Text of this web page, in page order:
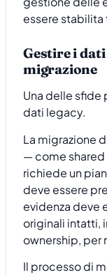
essere stabilita
Gestire i
migrazione
Una delle sfide
dati legacy.
La migrazione
— come
richiede un
deve essere
evidenza deve
originali intatti,
ownership, per
Il processo di